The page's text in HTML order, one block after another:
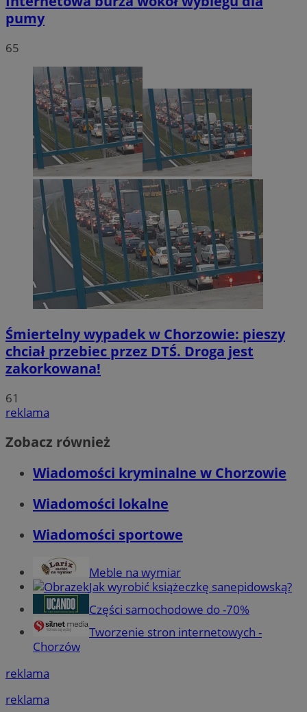
pumy
65
Śmiertelny wypadek w Chorzowie: pieszy
chciał przebiec przez DTŚ. Droga jest
zakorkowana!
61
reklama
Zobacz również
Wiadomości kryminalne w Chorzowie
Wiadomości lokalne
Wiadomości sportowe
Meble na wymiar
Jak wyrobić książeczkę sanepidowską?
Części samochodowe do -70%
Tworzenie stron internetowych -
Chorzów
reklama
reklama